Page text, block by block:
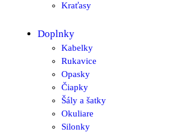
Kraťasy
Doplnky
Kabelky
Rukavice
Opasky
Čiapky
Šály a šatky
Okuliare
Silonky